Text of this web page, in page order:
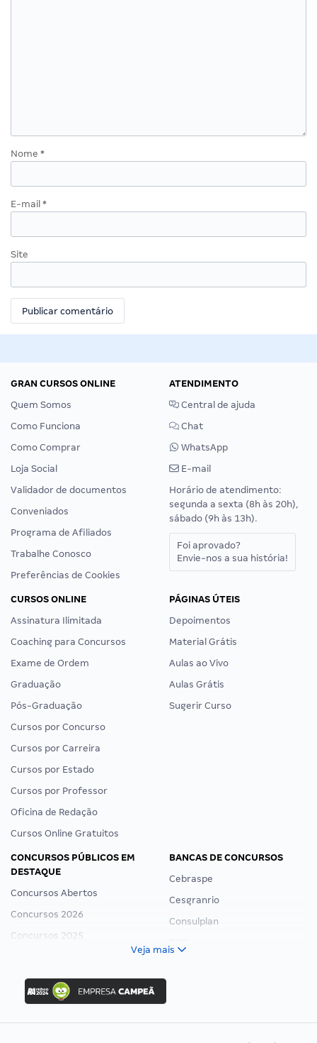
Nome *
E-mail *
Site
GRAN CURSOS ONLINE
Quem Somos
Como Funciona
Como Comprar
Loja Social
Validador de documentos
Conveniados
Programa de Afiliados
Trabalhe Conosco
Preferências de Cookies
ATENDIMENTO
Central de ajuda
Chat
WhatsApp
E-mail
Horário de atendimento:
segunda a sexta (8h às 20h),
sábado (9h às 13h).
Foi aprovado?
Envie-nos a sua história!
CURSOS ONLINE
Assinatura Ilimitada
Coaching para Concursos
Exame de Ordem
Graduação
Pós-Graduação
Cursos por Concurso
Cursos por Carreira
Cursos por Estado
Cursos por Professor
Oficina de Redação
Cursos Online Gratuitos
PÁGINAS ÚTEIS
Depoimentos
Material Grátis
Aulas ao Vivo
Aulas Grátis
Sugerir Curso
CONCURSOS PÚBLICOS EM
DESTAQUE
Concursos Abertos
Concursos 2026
Concursos 2025
Concurso Ibama
Concurso MPU
Editais publicados
BANCAS DE CONCURSOS
Cebraspe
Cesgranrio
Consulplan
Veja mais